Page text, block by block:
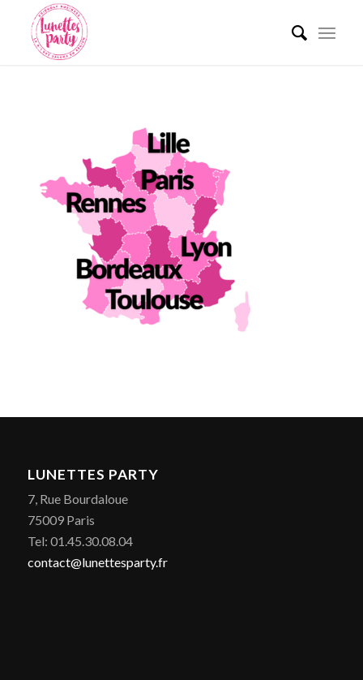
LUNETTES PARTY
7, Rue Bourdaloue
75009 Paris
Tel: 01.45.30.08.04
contact@lunettesparty.fr